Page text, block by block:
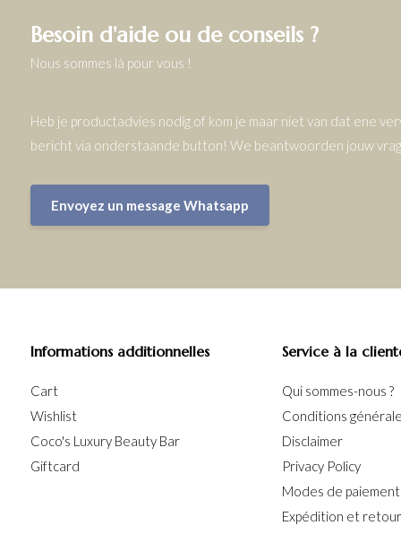
Besoin d'aide ou de conseils ?
Nous sommes là pour vous !
Heb je productadvies nodig of kom je maar niet van dat ene
bericht via onderstaande button! We beantwoorden jouw
Envoyez un message Whatsapp
Informations additionnelles
Cart
Wishlist
Coco's Luxury Beauty Bar
Giftcard
Service à la
Qui sommes-nous ?
Conditions
Disclaimer
Privacy Policy
Modes de paiement
Expédition et